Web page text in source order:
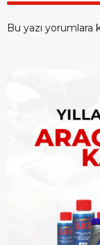
Bu yazı yorumlara